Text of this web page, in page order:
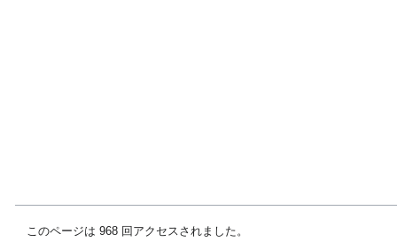
このページは 968 回アクセスされました。